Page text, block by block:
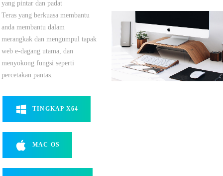
yang pintar dan padat
Teras yang berkuasa membantu
anda membantu dalam
merangkak dan mengumpul tapak
web e-dagang utama, dan
menyokong fungsi seperti
percetakan pantas.
TINGKAP X64
MAC OS